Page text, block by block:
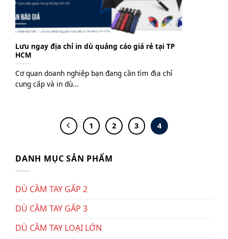
DANH MỤC SẢN PHẨM
DÙ CẦM TAY GẤP 2
DÙ CẦM TAY GẤP 3
DÙ CẦM TAY LOẠI LỚN
Lưu ngay địa chỉ in dù quảng cáo giá rẻ tại TP
HCM
Cơ quan doanh nghiệp bạn đang cần tìm địa chỉ
cung cấp và in dù...
1 2 3 4